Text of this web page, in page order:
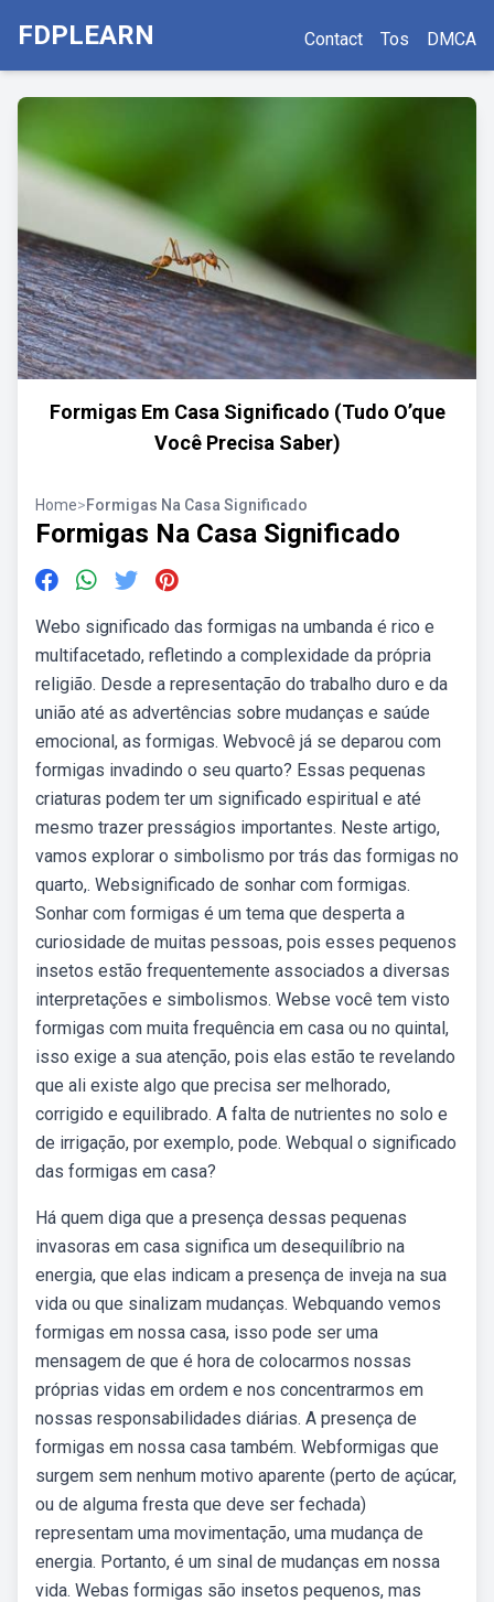
FDPLEARN Contact Tos DMCA
Formigas Em Casa Significado (Tudo O’que
Você Precisa Saber)
Home>Formigas Na Casa Significado
Formigas Na Casa Significado
Webo significado das formigas na umbanda é rico e
multifacetado, refletindo a complexidade da própria
religião. Desde a representação do trabalho duro e da
união até as advertências sobre mudanças e saúde
emocional, as formigas. Webvocê já se deparou com
formigas invadindo o seu quarto? Essas pequenas
criaturas podem ter um significado espiritual e até
mesmo trazer presságios importantes. Neste artigo,
vamos explorar o simbolismo por trás das formigas no
quarto,. Websignificado de sonhar com formigas.
Sonhar com formigas é um tema que desperta a
curiosidade de muitas pessoas, pois esses pequenos
insetos estão frequentemente associados a diversas
interpretações e simbolismos. Webse você tem visto
formigas com muita frequência em casa ou no quintal,
isso exige a sua atenção, pois elas estão te revelando
que ali existe algo que precisa ser melhorado,
corrigido e equilibrado. A falta de nutrientes no solo e
de irrigação, por exemplo, pode. Webqual o significado
das formigas em casa?
Há quem diga que a presença dessas pequenas
invasoras em casa significa um desequilíbrio na
energia, que elas indicam a presença de inveja na sua
vida ou que sinalizam mudanças. Webquando vemos
formigas em nossa casa, isso pode ser uma
mensagem de que é hora de colocarmos nossas
próprias vidas em ordem e nos concentrarmos em
nossas responsabilidades diárias. A presença de
formigas em nossa casa também. Webformigas que
surgem sem nenhum motivo aparente (perto de açúcar,
ou de alguma fresta que deve ser fechada)
representam uma movimentação, uma mudança de
energia. Portanto, é um sinal de mudanças em nossa
vida. Webas formigas são insetos pequenos, mas